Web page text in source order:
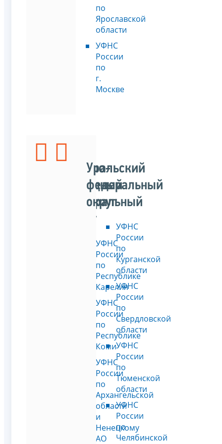
по
Ярославской
области
УФНС
России
по
г.
Москве
Северо-
Западный
федеральный
округ
УФНС
России
по
Республике
Карелия
УФНС
России
по
Республике
Коми
УФНС
России
по
Архангельской
области
и
Ненецкому
АО
Уральский
федеральный
округ
УФНС
России
по
Курганской
области
УФНС
России
по
Свердловской
области
УФНС
России
по
Тюменской
области
УФНС
России
по
Челябинской